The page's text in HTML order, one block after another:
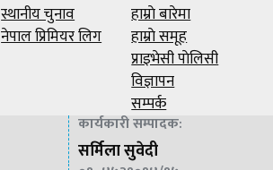
स्थानीय चुनाव
नेपाल प्रिमियर लिग
हाम्राे बारेमा
हाम्राे समूह
प्राइभेसी पाेलिसी
विज्ञापन
सम्पर्क
कार्यकारी सम्पादक:
सर्मिला सुवेदी